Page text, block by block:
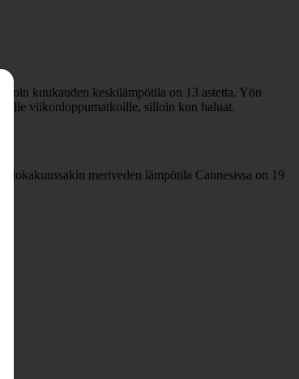
kuukauden keskilämpötila on 13 astetta. Yön
viikonloppumatkoille, silloin kun haluat.
lokakuussakin meriveden lämpötila Cannesissa on 19